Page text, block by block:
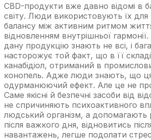
CBD-продукти вже давно відомі в
світу. Люди використовують їх для
балансу між активним ритмом
відновленням внутрішньої
дану продукцію знають не всі, і
насторожує той факт, що в її складі
канабідіол, отриманий в
конопель. Адже люди знають, що
одурманюючий ефект. Але це не
Саме якісні й безпечні засоби від
не спричиняють психоактивного
людський організм, а допомагають
після важкого дня, відновитись
навантажень, легше подолати